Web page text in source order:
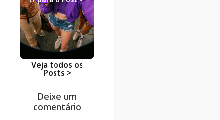
Veja todos os
Posts >
Deixe um
comentário